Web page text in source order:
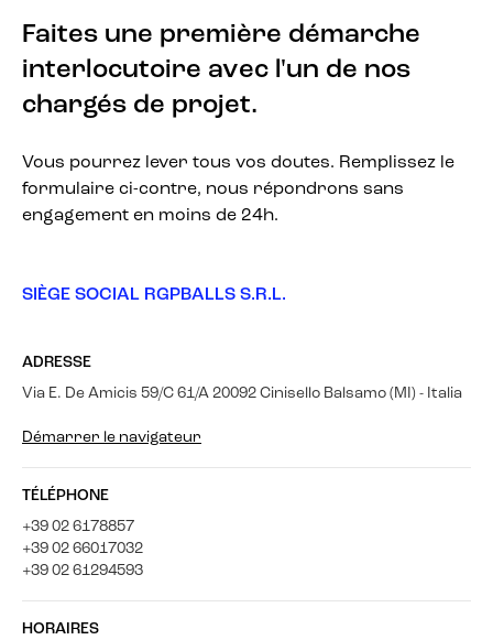
Faites une première démarche
interlocutoire avec l'un de nos
chargés de projet.
Vous pourrez lever tous vos doutes. Remplissez le
formulaire ci-contre, nous répondrons sans
engagement en moins de 24h.
SIÈGE SOCIAL RGPBALLS S.R.L.
ADRESSE
Via E. De Amicis 59/C 61/A 20092 Cinisello Balsamo (MI) - Italia
Démarrer le navigateur
TÉLÉPHONE
+39 02 6178857
+39 02 66017032
+39 02 61294593
HORAIRES